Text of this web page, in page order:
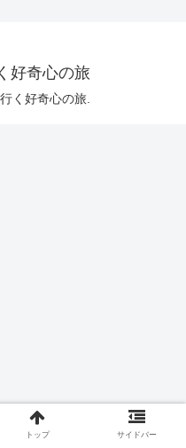
好奇心の旅
く好奇心の旅.
トップ サイドバー